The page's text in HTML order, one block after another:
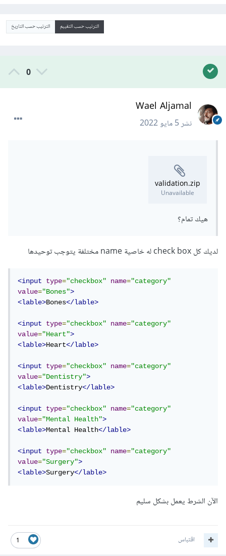
الترتيب حسب التقييم الترتيب حسب التاريخ
0
Wael Aljamal
نشر5 مايو 2022
validation.zip
Unavailable
هيك تمام؟
لديك كل check box له خاصية name مختلفة يتوجب توحيدها
<input type="checkbox" name="category"
value="Bones">
<lable>Bones</lable>
<input type="checkbox" name="category"
value="Heart">
<lable>Heart</lable>
<input type="checkbox" name="category"
value="Dentistry">
<lable>Dentistry</lable>
<input type="checkbox" name="category"
value="Mental Health">
<lable>Mental Health</lable>
<input type="checkbox" name="category"
value="Surgery">
<lable>Surgery</lable>
الآن الشرط يعمل بشكل سليم
1 اقتباس